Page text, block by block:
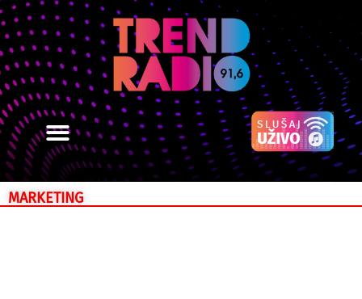
MARKETING